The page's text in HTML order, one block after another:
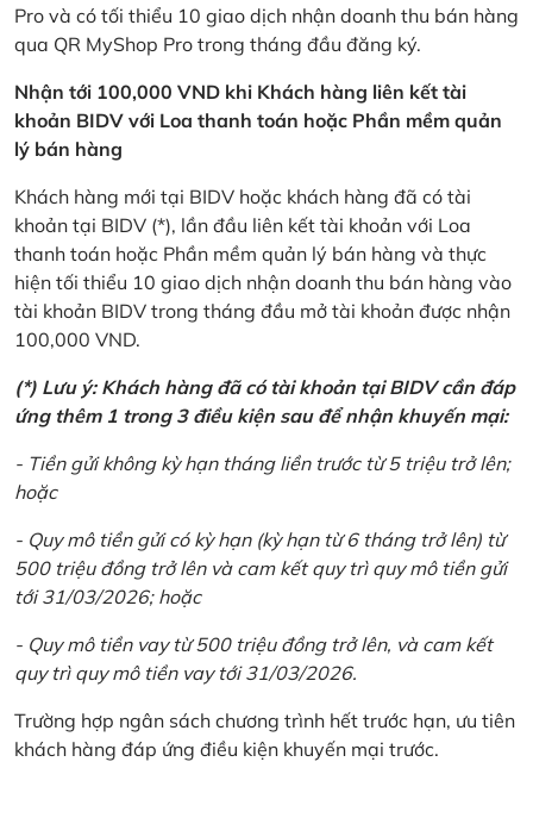
Pro và có tối thiểu 10 giao dịch nhận doanh thu bán hàng
qua QR MyShop Pro trong tháng đầu đăng ký.
Nhận tới 100,000 VND khi Khách hàng liên kết tài
khoản BIDV với Loa thanh toán hoặc Phần mềm quản
lý bán hàng
Khách hàng mới tại BIDV hoặc khách hàng đã có tài
khoản tại BIDV (*), lần đầu liên kết tài khoản với Loa
thanh toán hoặc Phần mềm quản lý bán hàng và thực
hiện tối thiểu 10 giao dịch nhận doanh thu bán hàng vào
tài khoản BIDV trong tháng đầu mở tài khoản được nhận
100,000 VND.
(*) Lưu ý: Khách hàng đã có tài khoản tại BIDV cần đáp
ứng thêm 1 trong 3 điều kiện sau để nhận khuyến mại:
- Tiền gửi không kỳ hạn tháng liền trước từ 5 triệu trở lên;
hoặc
- Quy mô tiền gửi có kỳ hạn (kỳ hạn từ 6 tháng trở lên) từ
500 triệu đồng trở lên và cam kết quy trì quy mô tiền gửi
tới 31/03/2026; hoặc
- Quy mô tiền vay từ 500 triệu đồng trở lên, và cam kết
quy trì quy mô tiền vay tới 31/03/2026.
Trường hợp ngân sách chương trình hết trước hạn, ưu tiên
khách hàng đáp ứng điều kiện khuyến mại trước.